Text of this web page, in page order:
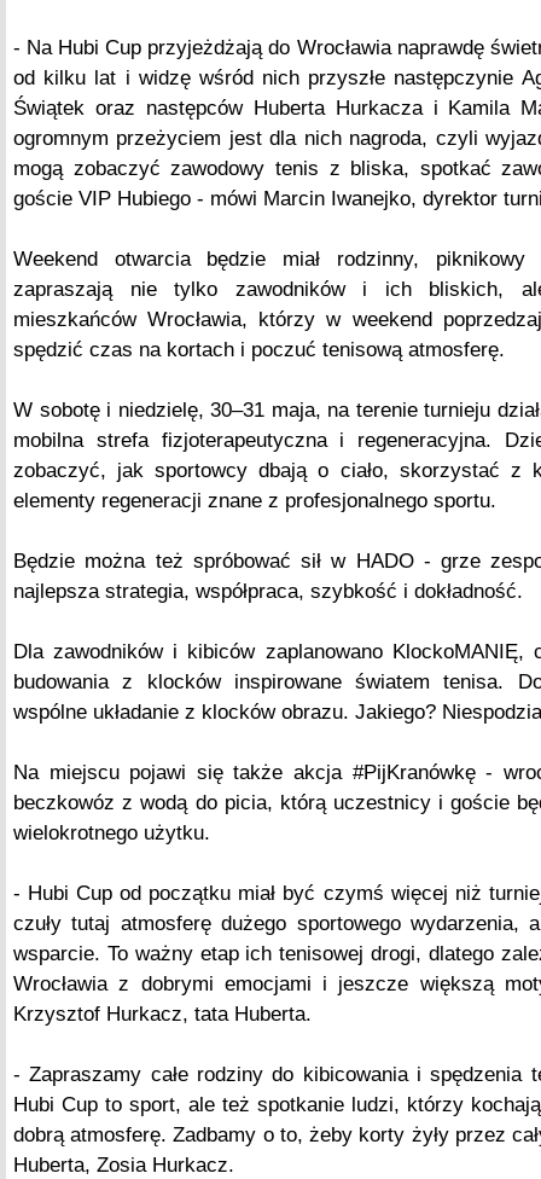
- Na Hubi Cup przyjeżdżają do Wrocławia naprawdę
od kilku lat i widzę wśród nich przyszłe następczynie
Świątek oraz następców Huberta Hurkacza i Kamila
ogromnym przeżyciem jest dla nich nagroda, czyli
mogą zobaczyć zawodowy tenis z bliska, spotkać
goście VIP Hubiego - mówi Marcin Iwanejko, dyrektor
Weekend otwarcia będzie miał rodzinny, piknikowy
zapraszają nie tylko zawodników i ich bliskich,
mieszkańców Wrocławia, którzy w weekend
spędzić czas na kortach i poczuć tenisową atmosferę.
W sobotę i niedzielę, 30–31 maja, na terenie turnieju
mobilna strefa fizjoterapeutyczna i regeneracyjna.
zobaczyć, jak sportowcy dbają o ciało, skorzystać z
elementy regeneracji znane z profesjonalnego sportu.
Będzie można też spróbować sił w HADO - grze
najlepsza strategia, współpraca, szybkość i dokładność.
Dla zawodników i kibiców zaplanowano KlockoMANIĘ,
budowania z klocków inspirowane światem tenisa.
wspólne układanie z klocków obrazu. Jakiego?
Na miejscu pojawi się także akcja #PijKranówkę -
beczkowóz z wodą do picia, którą uczestnicy i goście
wielokrotnego użytku.
- Hubi Cup od początku miał być czymś więcej niż
czuły tutaj atmosferę dużego sportowego wydarzenia,
wsparcie. To ważny etap ich tenisowej drogi, dlatego
Wrocławia z dobrymi emocjami i jeszcze większą
Krzysztof Hurkacz, tata Huberta.
- Zapraszamy całe rodziny do kibicowania i spędzenia
Hubi Cup to sport, ale też spotkanie ludzi, którzy
dobrą atmosferę. Zadbamy o to, żeby korty żyły przez
Huberta, Zosia Hurkacz.